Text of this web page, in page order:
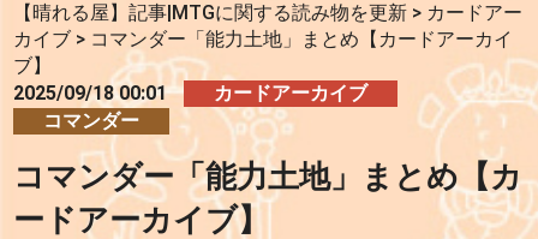
【晴れる屋】記事|MTGに関する読み物を更新 > カードアー
カイブ > コマンダー「能力土地」まとめ【カードアーカイ
ブ】
2025/09/18 00:01
カードアーカイブ
コマンダー
コマンダー「能力土地」まとめ【カ
ードアーカイブ】